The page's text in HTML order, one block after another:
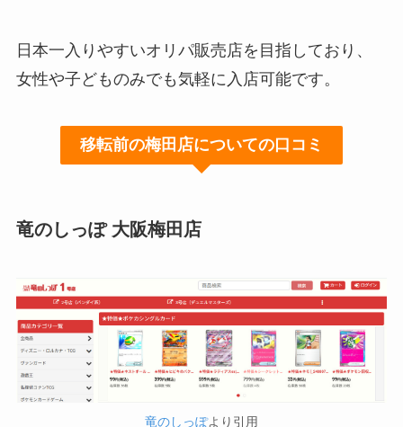
日本一入りやすいオリパ販売店を目指しており、
女性や子どものみでも気軽に入店可能です。
移転前の梅田店についての口コミ
竜のしっぽ 大阪梅田店
竜のしっぽより引用